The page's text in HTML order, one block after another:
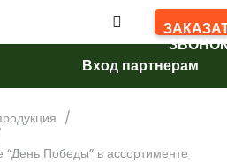
Вход партнерам
/
“День Победы” в ассортименте